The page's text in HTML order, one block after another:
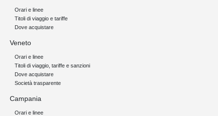
Orari e linee
Titoli di viaggio e tariffe
Dove acquistare
Veneto
Orari e linee
Titoli di viaggio, tariffe e sanzioni
Dove acquistare
Società trasparente
Campania
Orari e linee